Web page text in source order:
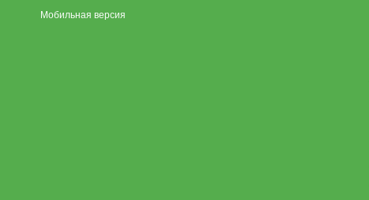
Мобильная версия